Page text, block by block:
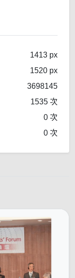
1413 px
1520 px
3698145
1535 次
0 次
0 次